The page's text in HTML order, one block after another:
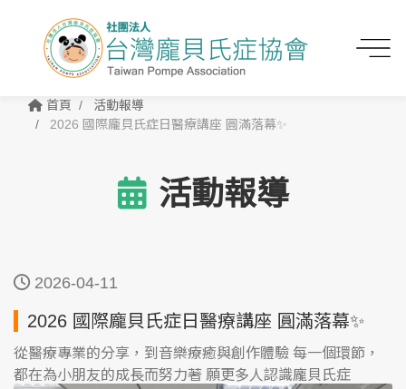
首頁
活動報導
2026 國際龐貝氏症日醫療講座 圓滿落幕✨
活動報導
2026-04-11
2026 國際龐貝氏症日醫療講座 圓滿落幕✨
從醫療專業的分享，到音樂療癒與創作體驗 每一個環節，
都在為小朋友的成長而努力著 願更多人認識龐貝氏症